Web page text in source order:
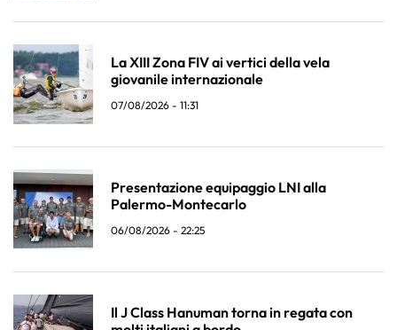
La XIII Zona FIV ai vertici della vela
giovanile internazionale
07/08/2026 - 11:31
Presentazione equipaggio LNI alla
Palermo-Montecarlo
06/08/2026 - 22:25
Il J Class Hanuman torna in regata con